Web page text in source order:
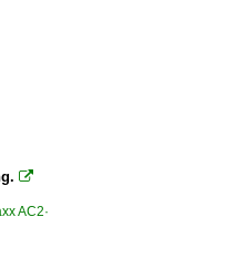

AC2·